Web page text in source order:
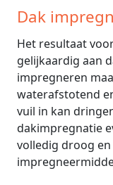
Dak
Het resultaat
gelijkaardig aan
impregneren
waterafstotend
vuil in kan
dakimpregnatie
volledig droog